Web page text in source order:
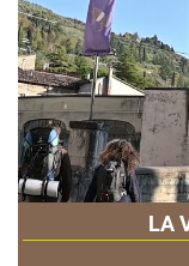
LA